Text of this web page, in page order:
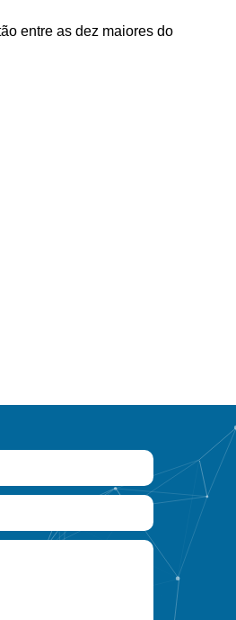
entre as dez maiores do